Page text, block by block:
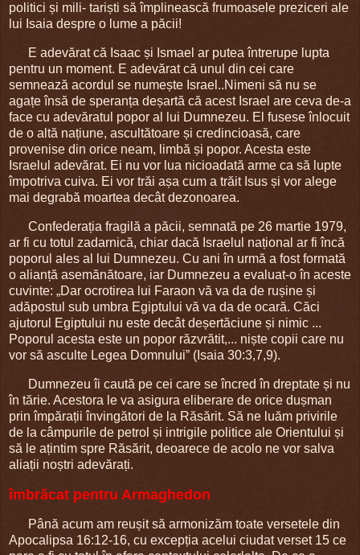
politici și mili- tariști să împlinească frumoasele preziceri ale
lui Isaia despre o lume a păcii!
E adevărat că Isaac și Ismael ar putea întrerupe lupta
pentru un moment. E adevărat că unul din cei care
semnează acordul se numește Israel..Nimeni să nu se
agațe însă de speranța deșartă că acest Israel are ceva de-a
face cu adevăratul popor al lui Dumnezeu. El fusese înlocuit
de o altă națiune, ascultătoare și credincioasă, care
provenise din orice neam, limbă și popor. Acesta este
Israelul adevărat. Ei nu vor lua nicioadată arme ca să lupte
împotriva cuiva. Ei vor trăi așa cum a trăit Isus și vor alege
mai degrabă moartea decât dezonoarea.
Confederația fragilă a păcii, semnată pe 26 martie 1979,
ar fi cu totul zadarnică, chiar dacă Israelul național ar fi încă
poporul ales al lui Dumnezeu. Cu ani în urmă a fost formată
o alianță asemănătoare, iar Dumnezeu a evaluat-o în aceste
cuvinte: „Dar ocrotirea lui Faraon vă va da de rușine și
adăpostul sub umbra Egiptului vă va da de ocară. Căci
ajutorul Egiptului nu este decât deșertăciune și nimic ...
Poporul acesta este un popor răzvrătit,... niște copii care nu
vor să asculte Legea Domnului” (Isaia 30:3,7,9).
Dumnezeu îi caută pe cei care se încred în dreptate și nu
în tărie. Acestora le va asigura eliberare de orice dușman
prin împărații învingători de la Răsărit. Să ne luăm privirile
de la câmpurile de petrol și intrigile politice ale Orientului și
să le ațintim spre Răsărit, deoarece de acolo ne vor salva
aliații noștri adevărați.
îmbrăcat pentru Armaghedon
Până acum am reușit să armonizăm toate versetele din
Apocalipsa 16:12-16, cu excepția acelui ciudat verset 15 ce